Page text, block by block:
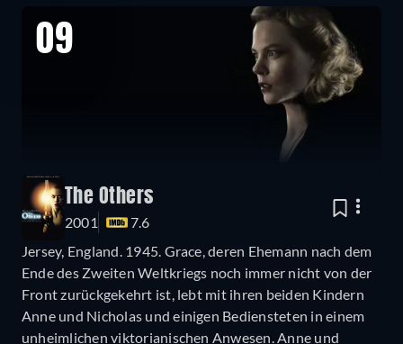
09
The Others
2001
7.6
Jersey, England. 1945. Grace, deren Ehemann nach dem
Ende des Zweiten Weltkriegs noch immer nicht von der
Front zurückgekehrt ist, lebt mit ihren beiden Kindern
Anne und Nicholas und einigen Bediensteten in einem
unheimlichen viktorianischen Anwesen. Anne und